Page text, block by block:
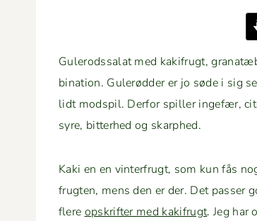
Gulerodssalat med kak­ifrugt,
bi­na­tion. Gulerød­der er jo søde i sig
lidt mod­spil. Der­for spiller inge­fær,
syre, bit­ter­hed og skarphed.
Kaki en en vin­ter­frugt, som kun fås
frugten, mens den er der. Det pass­er
flere opskrifter med kak­ifrugt. Jeg har